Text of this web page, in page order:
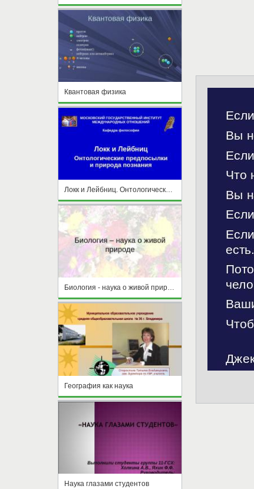
Квантовая физика
Локк и Лейбниц. Онтологические предпосылкии природа познания
Биология - наука о живой природе
География как наука
Наука глазами студентов